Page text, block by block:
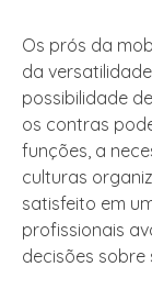
Os prós da
da
possibilidade
os contras
funções, a
culturas
satisfeito em
profissionais
decisões